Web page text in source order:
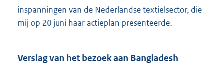
inspanningen van de Nederlandse textielsector, die
mij op 20 juni haar actieplan presenteerde.
Verslag van het bezoek aan Bangladesh